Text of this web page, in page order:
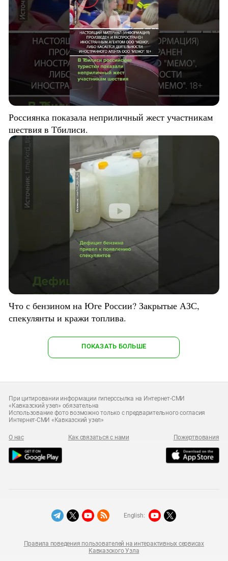
Россиянка показала неприличный жест участникам
шествия в Тбилиси.
Что с бензином на Юге России? Закрытые АЗС,
спекулянты и кражи топлива.
ПОКАЗАТЬ БОЛЬШЕ
При цитировании информации гиперссылка на Интернет-СМИ
«Кавказский узел» обязательна
Использование фото возможно только с предварительного согласия
Интернет-СМИ «Кавказский узел»
О нас Как связаться с нами Пожертвования
Правила поведения пользователей на интерактивных сервисах
Кавказского Узла
English: